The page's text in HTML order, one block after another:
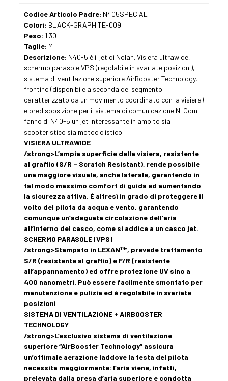
Codice Articolo Padre: N405SPECIAL
Colori: BLACK-GRAPHITE-009
Peso: 1.30
Taglie: M
Descrizione: N40-5 è il jet di Nolan. Visiera ultrawide,
schermo parasole VPS (regolabile in svariate posizioni),
sistema di ventilazione superiore AirBooster Technology,
frontino (disponibile a seconda del segmento
caratterizzato da un movimento coordinato con la visiera)
e predisposizione per il sistema di comunicazione N-Com
fanno di N40-5 un jet interessante in ambito sia
scooteristico sia motociclistico.
VISIERA ULTRAWIDE
/strong>L’ampia superficie della visiera, resistente
al graffio (S/R – Scratch Resistant), rende possibile
una maggiore visuale, anche laterale, garantendo in
tal modo massimo comfort di guida ed aumentando
la sicurezza attiva. È altresì in grado di proteggere il
volto del pilota da acqua e vento, garantendo
comunque un’adeguata circolazione dell’aria
all’interno del casco, come si addice a un casco jet.
SCHERMO PARASOLE (VPS)
/strong>Stampato in LEXAN™*, prevede trattamento
S/R (resistente al graffio) e F/R (resistente
all’appannamento) ed offre protezione UV sino a
400 nanometri. Può essere facilmente smontato per
manutenzione e pulizia ed è regolabile in svariate
posizioni
SISTEMA DI VENTILAZIONE + AIRBOOSTER
TECHNOLOGY
/strong>L’esclusivo sistema di ventilazione
superiore “AirBooster Technology” assicura
un’ottimale aerazione laddove la testa del pilota
necessita maggiormente: l’aria viene, infatti,
prelevata dalla presa d’aria superiore e condotta